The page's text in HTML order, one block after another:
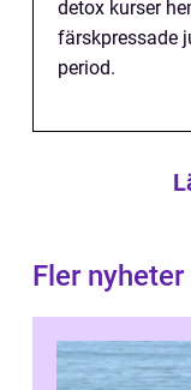
detox kurser
färskpressade
period.
Fler nyheter